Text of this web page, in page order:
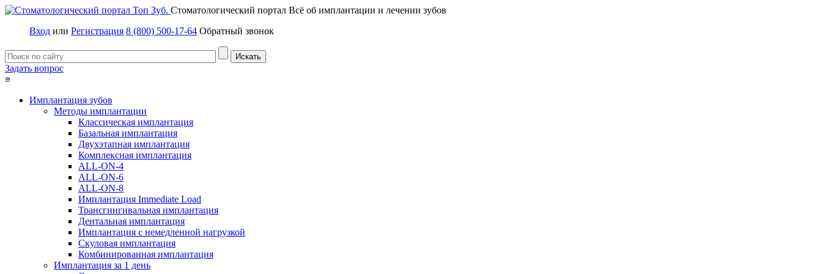
Стоматологический портал Всё об имплантации и лечении зубов
Вход или Регистрация 8 (800) 500-17-64 Обратный звонок
Задать вопрос
≡
Имплантация зубов
Методы имплантации
Классическая имплантация
Базальная имплантация
Двухэтапная имплантация
Комплексная имплантация
ALL-ON-4
ALL-ON-6
ALL-ON-8
Имплантация Immediate Load
Трансгингивальная имплантация
Дентальная имплантация
Имплантация с немедленной нагрузкой
Скуловая имплантация
Комбинированная имплантация
Имплантация за 1 день